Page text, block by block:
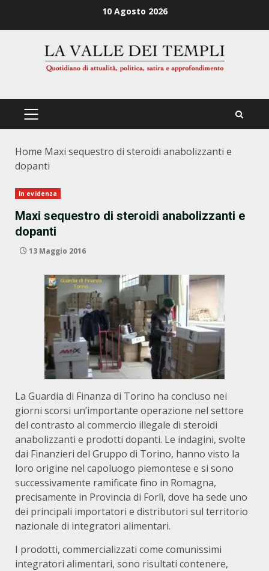
10 Agosto 2026
PRIMÄRES
Home Maxi sequestro di steroidi anabolizzanti e
dopanti
In evidenza
Maxi sequestro di steroidi anabolizzanti e
dopanti
13 Maggio 2016
La Guardia di Finanza di Torino ha concluso nei
giorni scorsi un’importante operazione nel settore
del contrasto al commercio illegale di steroidi
anabolizzanti e prodotti dopanti. Le indagini, svolte
dai Finanzieri del Gruppo di Torino, hanno visto la
loro origine nel capoluogo piemontese e si sono
successivamente ramificate fino in Romagna,
precisamente in Provincia di Forlì, dove ha sede uno
dei principali importatori e distributori sul territorio
nazionale di integratori alimentari.
I prodotti, commercializzati come comunissimi
integratori alimentari, sono risultati contenere,